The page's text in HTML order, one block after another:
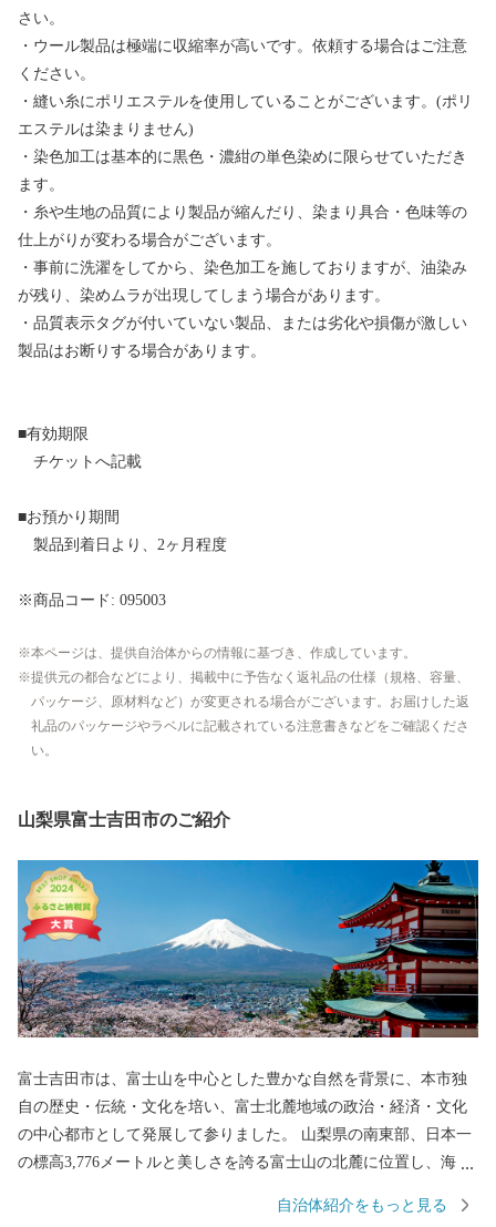
さい。
・ウール製品は極端に収縮率が高いです。依頼する場合はご注意
ください。
・縫い糸にポリエステルを使用していることがございます。(ポリ
エステルは染まりません)
・染色加工は基本的に黒色・濃紺の単色染めに限らせていただき
ます。
・糸や生地の品質により製品が縮んだり、染まり具合・色味等の
仕上がりが変わる場合がございます。
・事前に洗濯をしてから、染色加工を施しておりますが、油染み
が残り、染めムラが出現してしまう場合があります。
・品質表示タグが付いていない製品、または劣化や損傷が激しい
製品はお断りする場合があります。
■有効期限
チケットへ記載
■お預かり期間
製品到着日より、2ヶ月程度
※商品コード: 095003
本ページは、提供自治体からの情報に基づき、作成しています。
提供元の都合などにより、掲載中に予告なく返礼品の仕様（規格、容量、
パッケージ、原材料など）が変更される場合がございます。お届けした返
礼品のパッケージやラベルに記載されている注意書きなどをご確認くださ
い。
山梨県富士吉田市のご紹介
富士吉田市は、富士山を中心とした豊かな自然を背景に、本市独
自の歴史・伝統・文化を培い、富士北麓地域の政治・経済・文化
の中心都市として発展して参りました。 山梨県の南東部、日本一
の標高3,776メートルと美しさを誇る富士山の北麓に位置し、海抜
山信仰の町として栄え、御師文化の面影が今も残されています。
自治体紹介をもっと見る